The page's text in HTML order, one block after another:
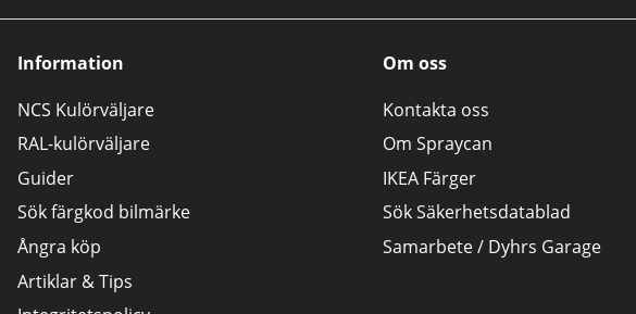
Information
NCS Kulörväljare
RAL-kulörväljare
Guider
Sök färgkod bilmärke
Ångra köp
Artiklar & Tips
Om oss
Kontakta oss
Om Spraycan
IKEA Färger
Sök Säkerhetsdatablad
Samarbete / Dyhrs Garage